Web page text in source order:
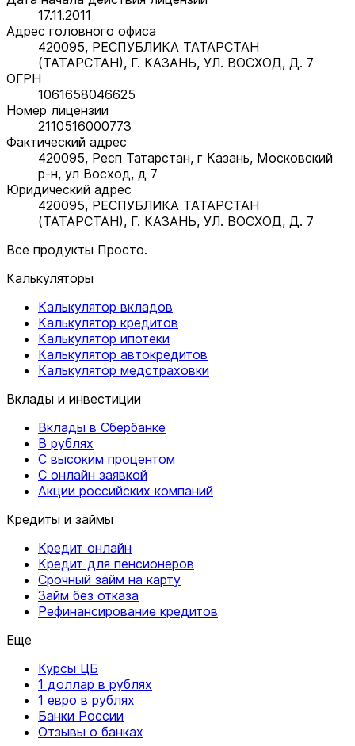
17.11.2011
Адрес головного офиса
420095, РЕСПУБЛИКА ТАТАРСТАН
(ТАТАРСТАН), Г. КАЗАНЬ, УЛ. ВОСХОД, Д. 7
ОГРН
1061658046625
Номер лицензии
2110516000773
Фактический адрес
420095, Респ Татарстан, г Казань, Московский
р-н, ул Восход, д 7
Юридический адрес
420095, РЕСПУБЛИКА ТАТАРСТАН
(ТАТАРСТАН), Г. КАЗАНЬ, УЛ. ВОСХОД, Д. 7
Все продукты Просто.
Калькуляторы
Калькулятор вкладов
Калькулятор кредитов
Калькулятор ипотеки
Калькулятор автокредитов
Калькулятор медстраховки
Вклады и инвестиции
Вклады в Сбербанке
В рублях
С высоким процентом
С онлайн заявкой
Акции российских компаний
Кредиты и займы
Кредит онлайн
Кредит для пенсионеров
Срочный займ на карту
Займ без отказа
Рефинансирование кредитов
Еще
Курсы ЦБ
1 доллар в рублях
1 евро в рублях
Банки России
Отзывы о банках